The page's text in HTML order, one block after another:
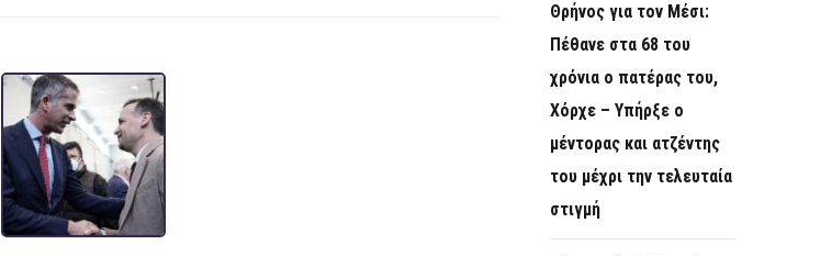
Θρήνος για τον Μέσι:
Πέθανε στα 68 του
χρόνια ο πατέρας του,
Χόρχε – Υπήρξε ο
μέντορας και ατζέντης
του μέχρι την τελευταία
στιγμή